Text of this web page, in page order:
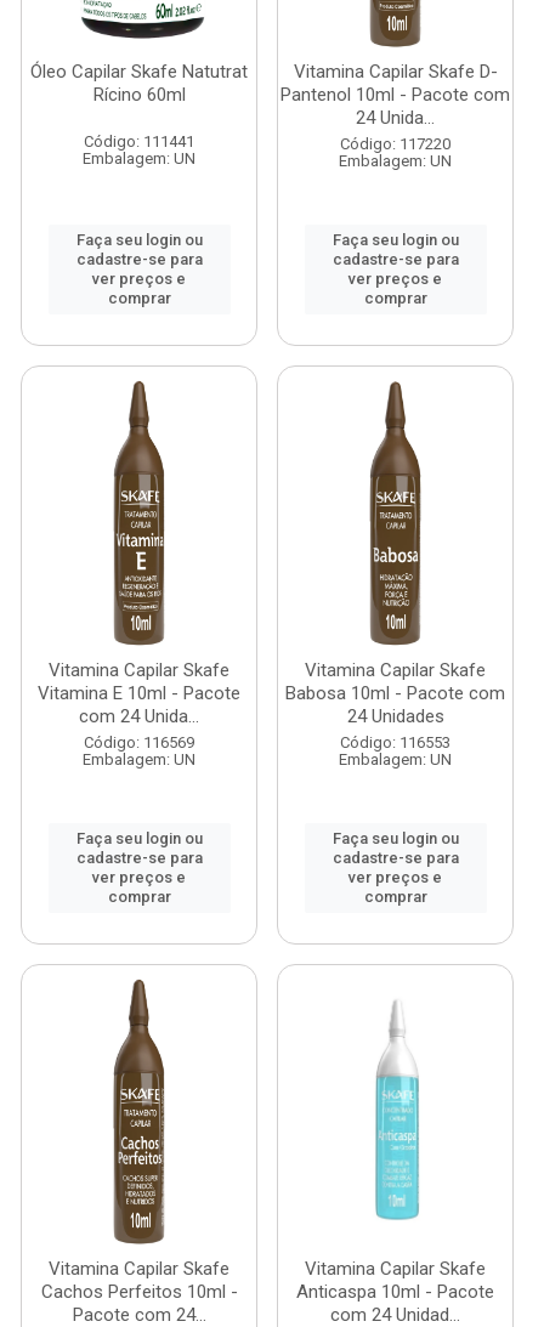
Óleo Capilar Skafe Natutrat
Rícino 60ml
Código: 111441
Embalagem: UN
Faça seu login ou
cadastre-se para
ver preços e
comprar
Vitamina Capilar Skafe D-
Pantenol 10ml - Pacote com
24 Unida...
Código: 117220
Embalagem: UN
Faça seu login ou
cadastre-se para
ver preços e
comprar
Vitamina Capilar Skafe
Vitamina E 10ml - Pacote
com 24 Unida...
Código: 116569
Embalagem: UN
Faça seu login ou
cadastre-se para
ver preços e
comprar
Vitamina Capilar Skafe
Babosa 10ml - Pacote com
24 Unidades
Código: 116553
Embalagem: UN
Faça seu login ou
cadastre-se para
ver preços e
comprar
Vitamina Capilar Skafe
Cachos Perfeitos 10ml -
Pacote com 24...
Vitamina Capilar Skafe
Anticaspa 10ml - Pacote
com 24 Unidad...